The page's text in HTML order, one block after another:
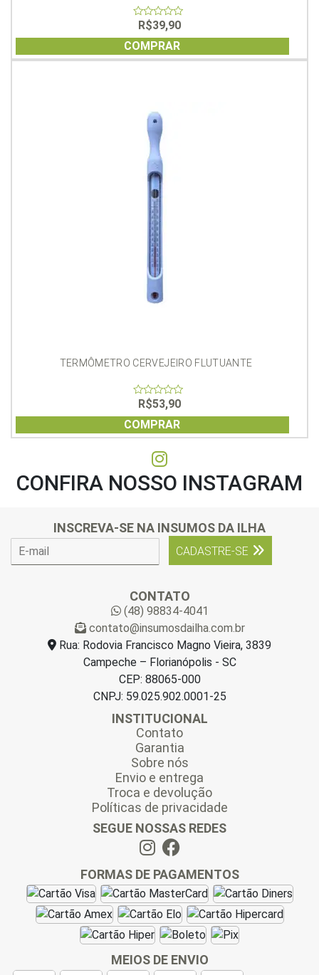
of
5
R$39,90
COMPRAR
TERMÔMETRO CERVEJEIRO FLUTUANTE
out
of
5
R$53,90
COMPRAR
CONFIRA NOSSO INSTAGRAM
INSCREVA-SE NA INSUMOS DA ILHA
CADASTRE-SE
CONTATO
(48) 98834-4041
contato@insumosdailha.com.br
Rua: Rodovia Francisco Magno Vieira, 3839
Campeche – Florianópolis - SC
CEP: 88065-000
CNPJ: 59.025.902.0001-25
INSTITUCIONAL
Contato
Garantia
Sobre nós
Envio e entrega
Troca e devolução
Políticas de privacidade
SEGUE NOSSAS REDES
FORMAS DE PAGAMENTOS
MEIOS DE ENVIO